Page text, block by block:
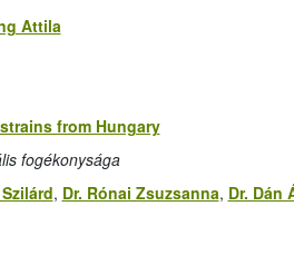
Attila
from Hungary
fogékonysága
, Dr. Rónai Zsuzsanna, Dr. Dán